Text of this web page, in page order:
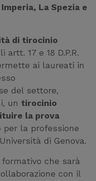
La Spezia e
di tirocinio
artt. 17 e 18 D.P.R.
ai laureati in
del settore,
un tirocinio
la prova
per la professione
di Genova.
che sarà
con il